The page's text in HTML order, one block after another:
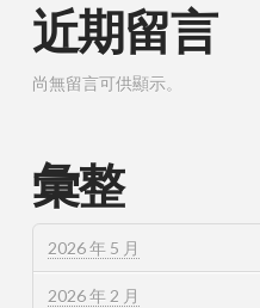
近期留言
尚無留言可供顯示。
彙整
2026 年 5 月
2026 年 2 月